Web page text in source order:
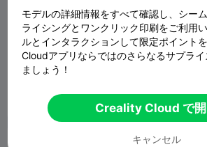
2
モデルの詳細情報をすべて確認し、シー
ライシングとワンクリック印刷をご利用
ルとインタラクションして限定ポイント
Cloudアプリならではのさらなるサプラ
ましょう！
Creality Cloud で開
キャンセル